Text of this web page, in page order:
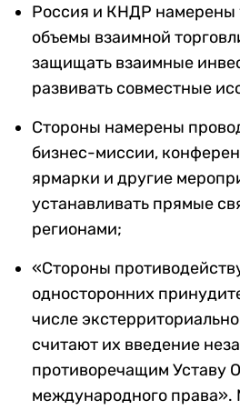
Россия и КНДР намерены
объемы взаимной
защищать взаимные
развивать совместные
Стороны намерены
бизнес-миссии,
ярмарки и другие
устанавливать прямые
регионами;
«Стороны
односторонних
числе
считают их введение
противоречащим Уставу
международного права».